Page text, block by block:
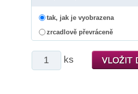
tak, jak je vyobrazena
zrcadlově převráceně
ks